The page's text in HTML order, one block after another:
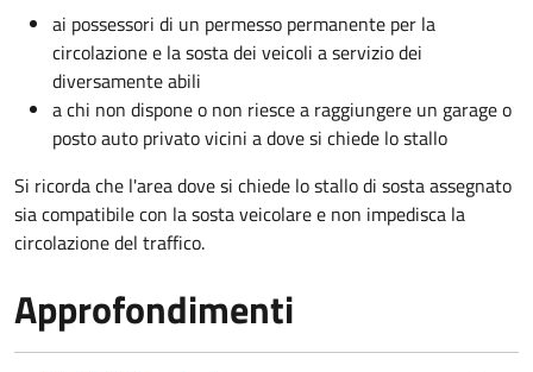
ai possessori di un permesso permanente per la
circolazione e la sosta dei veicoli a servizio dei
diversamente abili
a chi non dispone o non riesce a raggiungere un garage o
posto auto privato vicini a dove si chiede lo stallo
Si ricorda che l'area dove si chiede lo stallo di sosta assegnato
sia compatibile con la sosta veicolare e non impedisca la
circolazione del traffico.
Approfondimenti